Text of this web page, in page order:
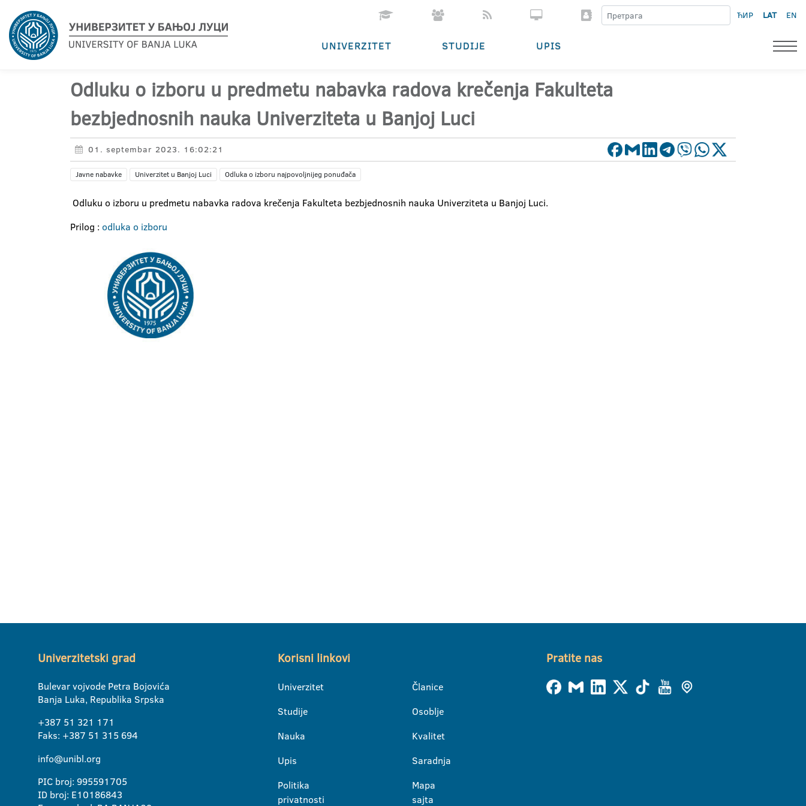
ЋИР LAT EN
UNIVERZITET STUDIJE UPIS
Odluku o izboru u predmetu nabavka radova krečenja Fakulteta
bezbjednosnih nauka Univerziteta u Banjoj Luci
01. septembar 2023. 16:02:21
Javne nabavke Univerzitet u Banjoj Luci Odluka o izboru najpovoljnijeg ponuđača
Odluku o izboru u predmetu nabavka radova krečenja Fakulteta bezbjednosnih nauka Univerziteta u Banjoj Luci.
Prilog : odluka o izboru
Univerzitetski grad
Bulevar vojvode Petra Bojovića
Banja Luka, Republika Srpska
+387 51 321 171
Faks: +387 51 315 694
info@unibl.org
PIC broj: 995591705
ID broj: E10186843
Korisni linkovi
Univerzitet
Studije
Nauka
Upis
Politika
privatnosti
Članice
Osoblje
Kvalitet
Saradnja
Mapa
sajta
Pratite nas